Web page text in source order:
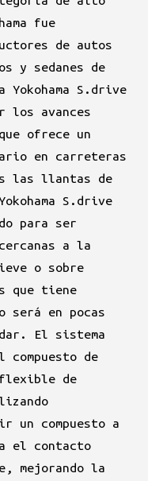
fue
de autos
y sedanes de
S.drive
los avances
ofrece un
en carreteras
las llantas de
S.drive
para ser
a la
o sobre
que tiene
será en pocas
El sistema
de
flexible de
un compuesto a
el contacto
mejorando la